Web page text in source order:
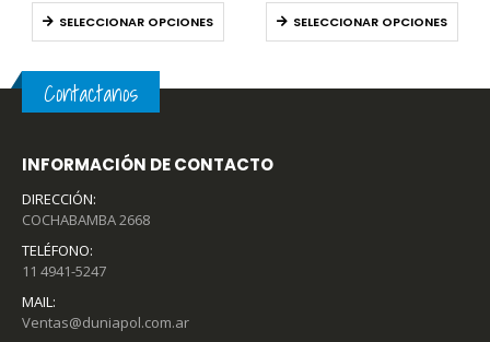
SELECCIONAR OPCIONES SELECCIONAR OPCIONES
Contactanos
INFORMACIÓN DE CONTACTO
DIRECCIÓN:
COCHABAMBA 2668
TELÉFONO:
11 4941-5247
MAIL:
Ventas@duniapol.com.ar